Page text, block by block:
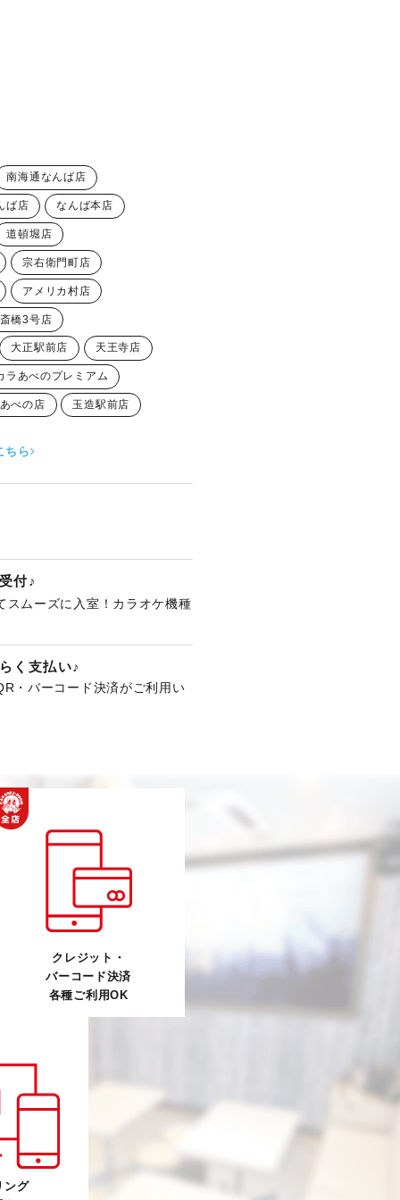
南海通なんば店
ば店 なんば本店
道頓堀店
宗右衛門町店
アメリカ村店
橋3号店
大正駅前店 天王寺店
ラあべのプレミアム
あべの店 玉造駅前店
ちら
付♪
スムーズに入室！カラオケ機種
く支払い♪
・バーコード決済がご利用い
クレジット・
バーコード決済
各種ご利用OK
ング